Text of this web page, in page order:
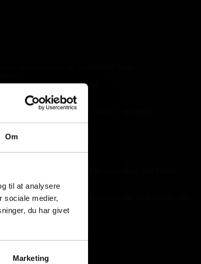
Om
til at analysere
sociale medier,
du har givet
Marketing
hurtigt og effektivt.
og drift.
er beskyttet, og at der altid er en hurtig
og sammensætte løsninger, der sikrer
krav på din arbejdsplads. Vi arbejder tæt